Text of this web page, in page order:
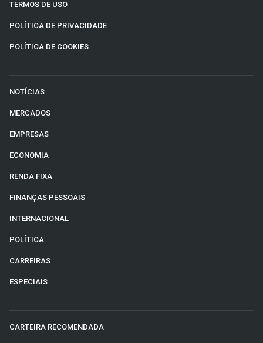
TERMOS DE USO
POLÍTICA DE PRIVACIDADE
POLÍTICA DE COOKIES
NOTÍCIAS
MERCADOS
EMPRESAS
ECONOMIA
RENDA FIXA
FINANÇAS PESSOAIS
INTERNACIONAL
POLÍTICA
CARREIRAS
ESPECIAIS
CARTEIRA RECOMENDADA